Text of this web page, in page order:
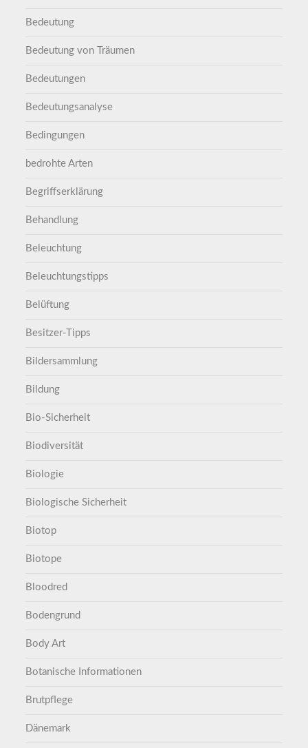
Bedeutung
Bedeutung von Träumen
Bedeutungen
Bedeutungsanalyse
Bedingungen
bedrohte Arten
Begriffserklärung
Behandlung
Beleuchtung
Beleuchtungstipps
Belüftung
Besitzer-Tipps
Bildersammlung
Bildung
Bio-Sicherheit
Biodiversität
Biologie
Biologische Sicherheit
Biotop
Biotope
Bloodred
Bodengrund
Body Art
Botanische Informationen
Brutpflege
Dänemark